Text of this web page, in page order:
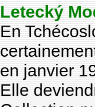
Letecký
En
en janvier
Elle